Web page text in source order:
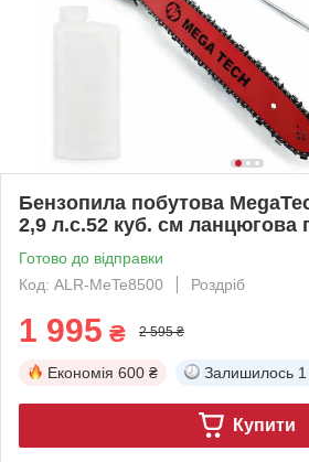
Бензопила побутова
2,9 л.с.52 куб. см ланцюгова
Готово до відправки
Код: ALR-MeTe8500
Роздріб
1 995 ₴ 2 595 ₴
Економія 600 ₴ Залишилось
Купити